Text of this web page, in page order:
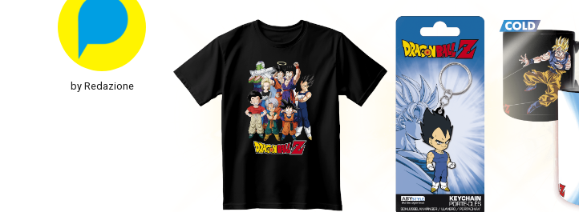
by Redazione